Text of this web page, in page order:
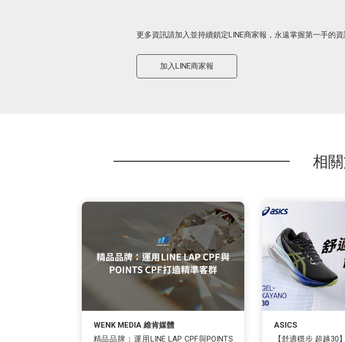
更多資訊請加入並持續鎖定LINE商家報，永遠掌握第一手的資
加入LINE商家報
相
WENK MEDIA 維肯媒體
精品品牌：運用LINE LAP CPF與POINTS
ASICS
【舒適穩步 超越30